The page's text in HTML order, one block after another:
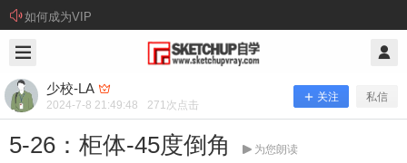
如何成为VIP
少校-LA
2024-7-8 21:49:48 271次点击
关注 私信
5-26：柜体-45度倒角 为您朗读
少校-LA @ SketchUp自学